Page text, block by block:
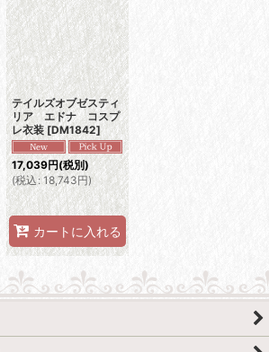
絞り込む
テイルズオブゼスティ
リア エドナ コスプ
レ衣装 [DM1842]
17,039円(税別)
(税込: 18,743円)
カートに入れる